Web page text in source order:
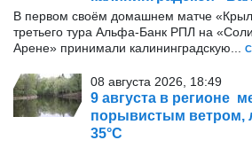
В первом своём домашнем матче
третьего тура Альфа-Банк РПЛ на
Арене» принимали калининградскую...
08 августа 2026, 18:49
9 августа в регионе
порывистым ветром,
35°С